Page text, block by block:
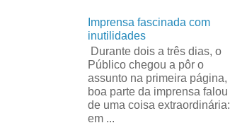
Imprensa fascinada com
inutilidades
Durante dois a três dias, o
Público chegou a pôr o
assunto na primeira página,
boa parte da imprensa falou
de uma coisa extraordinária:
em ...